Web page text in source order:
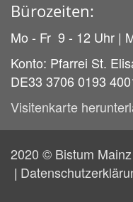
Bürozeiten:
Mo - Fr 9 - 12 Uhr |
Konto: Pfarrei St.
DE33 3706 0193
Visitenkarte
2020 © Bistum Mainz